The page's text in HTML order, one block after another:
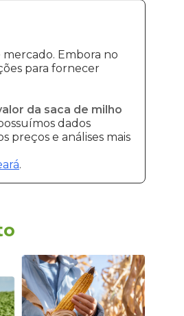
Embora no
para fornecer
da saca de milho
dados
preços e análises mais
.